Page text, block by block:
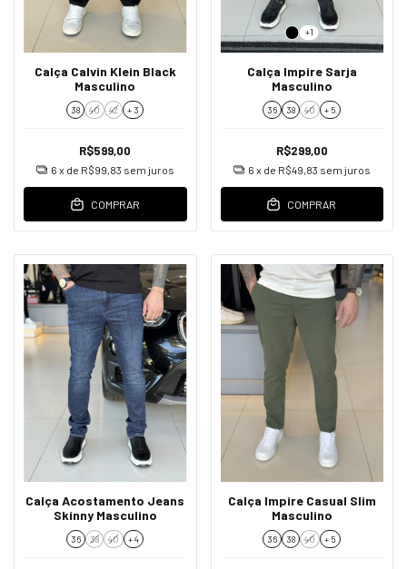
Calça Calvin Klein Black
Masculino
38 40 42 + 3
R$599,00
6 x de R$99,83 sem juros
COMPRAR
+1
Calça Impire Sarja
Masculino
36 38 40 + 5
R$299,00
6 x de R$49,83 sem juros
COMPRAR
Calça Acostamento Jeans
Skinny Masculino
36 38 40 + 4
Calça Impire Casual Slim
Masculino
36 38 40 + 5